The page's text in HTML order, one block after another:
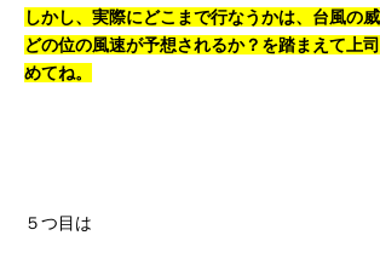
しかし、実際にどこまで行なうかは、台風の威
どの位の風速が予想されるか？を踏まえて上
めてね。
５つ目は